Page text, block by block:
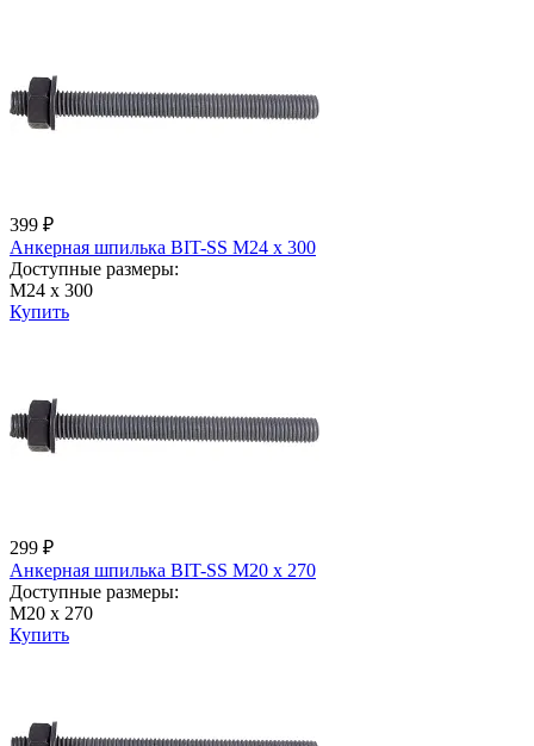
399 ₽
Анкерная шпилька BIT-SS М24 х 300
Доступные размеры:
М24 х 300
Купить
299 ₽
Анкерная шпилька BIT-SS М20 х 270
Доступные размеры:
М20 х 270
Купить